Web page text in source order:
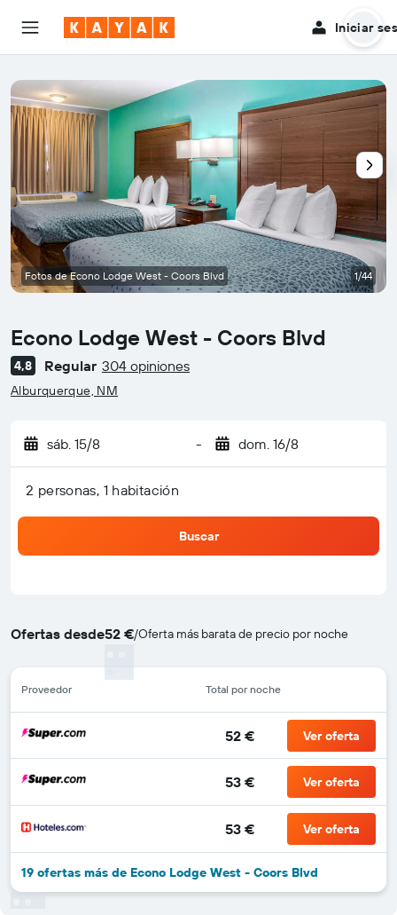
Iniciar
Econo Lodge West - Coors Blvd
Categoría 0
4,8 Regular 304 opiniones
Alburquerque, NM
sáb. 15/8 - dom. 16/8
2 personas, 1 habitación
Buscar
Ofertas desde52 €/Oferta más barata de precio por noche
Proveedor Total por noche
52 € Ver oferta
53 € Ver oferta
53 € Ver oferta
19 ofertas más de Econo Lodge West - Coors Blvd
Fotos de Econo Lodge West - Coors Blvd 1/44